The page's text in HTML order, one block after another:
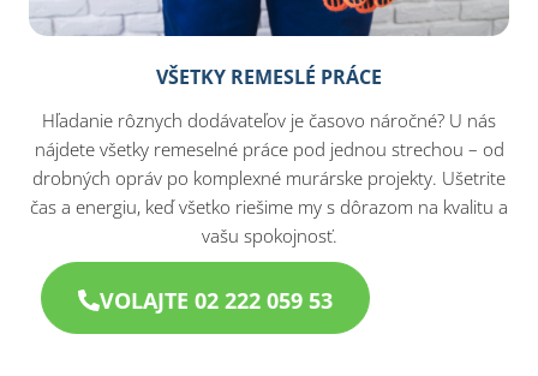
VŠETKY REMESLÉ PRÁCE
Hľadanie rôznych dodávateľov je časovo náročné? U nás
nájdete všetky remeselné práce pod jednou strechou – od
drobných opráv po komplexné murárske projekty. Ušetrite
čas a energiu, keď všetko riešime my s dôrazom na kvalitu a
vašu spokojnosť.
VOLAJTE 02 222 059 53